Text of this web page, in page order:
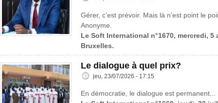
Gérer, c’est prévoir. Mais là n’est point le
Anonyme.
Le Soft International n°1670, mercredi, 5
Bruxelles.
Le dialogue à quel prix?
jeu, 23/07/2026 - 17:15
En démocratie, le dialogue est permanent...